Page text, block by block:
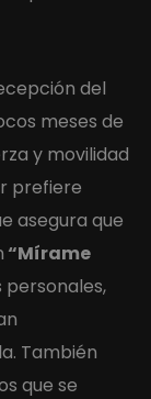
del
meses de
y movilidad
prefiere
asegura que
“Mírame
También
que se